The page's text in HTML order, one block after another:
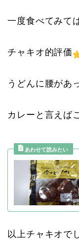
一度食べてみて
チャキオ的評価
うどんに腰があ
カレーと言えば
以上チャキオで